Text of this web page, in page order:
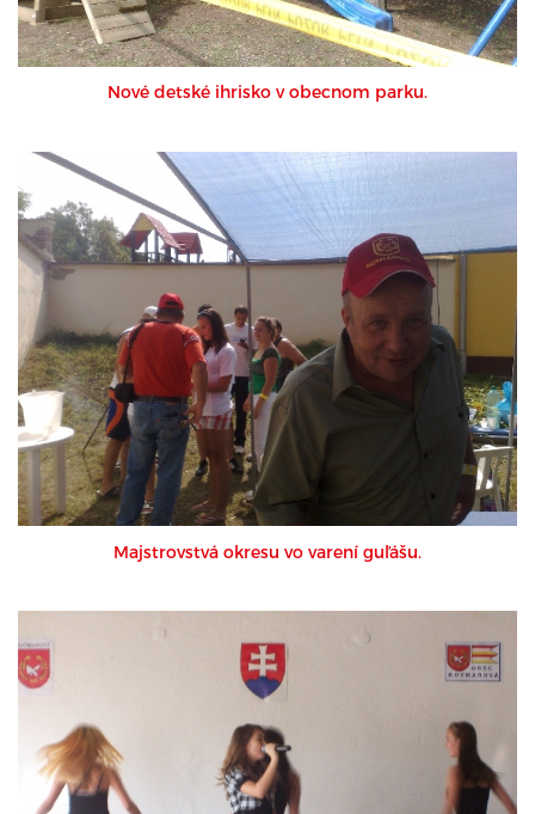
Nové detské ihrisko v obecnom parku.
Majstrovstvá okresu vo varení guľášu.